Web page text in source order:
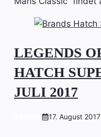
LEGENDS
HATCH
JULI 2017
17. August 2017